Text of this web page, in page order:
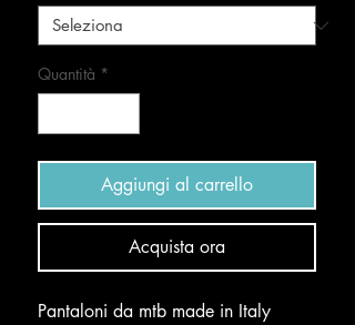
Quantità *
Aggiungi al carrello
Acquista ora
Pantaloni da mtb made in Italy